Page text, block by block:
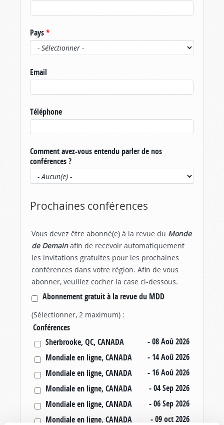
Pays*
Email
Téléphone
Comment avez-vous entendu parler de nos
conférences ?
Prochaines conférences
Vous devez être abonné(e) à la revue du Monde
de Demainafin de recevoir automatiquement
les invitations gratuites pour les prochaines
conférences dans votre région. Afin de vous
abonner, veuillez cocher la case ci-dessous.
Abonnement gratuit à la revue du MDD
(Sélectionner, 2 maximum) :
Conférences
Sherbrooke, QC, CANADA
- 08 Aoû 2026
Mondiale en ligne, CANADA
- 14 Aoû 2026
Mondiale en ligne, CANADA
- 16 Aoû 2026
Mondiale en ligne, CANADA
- 04 Sep 2026
Mondiale en ligne, CANADA
- 06 Sep 2026
Mondiale en ligne, CANADA
- 09 oct 2026